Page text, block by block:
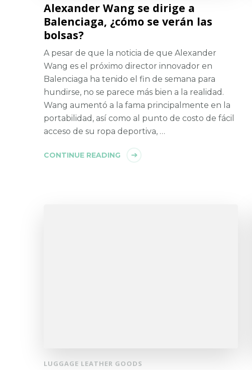
Alexander Wang se dirige a
Balenciaga, ¿cómo se verán las
bolsas?
A pesar de que la noticia de que Alexander
Wang es el próximo director innovador en
Balenciaga ha tenido el fin de semana para
hundirse, no se parece más bien a la realidad.
Wang aumentó a la fama principalmente en la
portabilidad, así como al punto de costo de fácil
acceso de su ropa deportiva, …
CONTINUE READING
LUGGAGE LEATHER GOODS